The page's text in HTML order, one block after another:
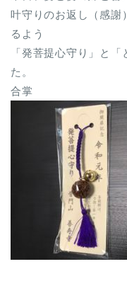
叶守りのお返し（感謝
るよう
「発菩提心守り」と
た。
合掌